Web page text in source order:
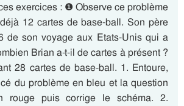
exercices : ❶ Observe ce problème
12 cartes de base-ball. Son père
de son voyage aux Etats-Unis qui a
Brian a-t-il de cartes à présent ?
28 cartes de base-ball. 1. Entoure,
du problème en bleu et la question
rouge puis corrige le schéma. 2.